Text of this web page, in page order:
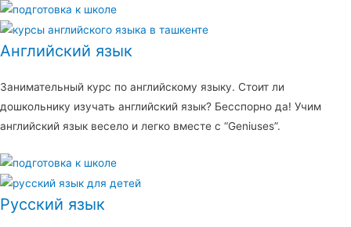
Английский язык
Занимательный курс по английскому языку. Стоит ли
дошкольнику изучать английский язык? Бесспорно да! Учим
английский язык весело и легко вместе с “Geniuses”.
Русский язык